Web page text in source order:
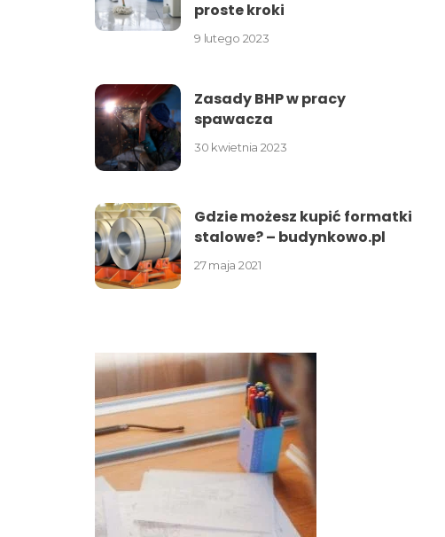
proste kroki
9 lutego 2023
Zasady BHP w pracy
spawacza
30 kwietnia 2023
Gdzie możesz kupić formatki
stalowe? – budynkowo.pl
27 maja 2021